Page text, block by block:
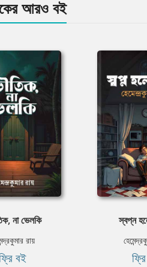
আরও বই
না ভেলকি
রায়
বই
স্বপ্ন